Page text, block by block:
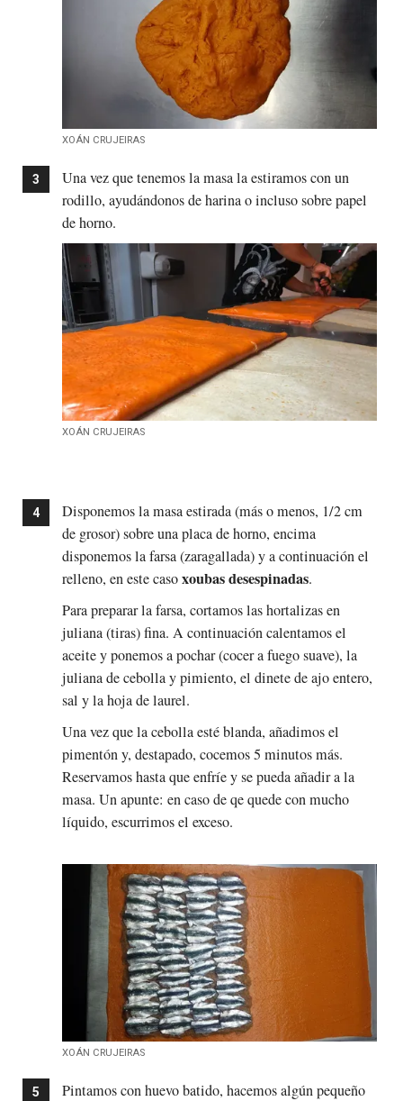
XOÁN CRUJEIRAS
Una vez que tenemos la masa la estiramos con un
rodillo, ayudándonos de harina o incluso sobre papel
de horno.
XOÁN CRUJEIRAS
Disponemos la masa estirada (más o menos, 1/2 cm
de grosor) sobre una placa de horno, encima
disponemos la farsa (zaragallada) y a continuación el
relleno, en este casoxoubas desespinadas.
Para preparar la farsa, cortamos las hortalizas en
juliana (tiras) fina. A continuación calentamos el
aceite y ponemos a pochar (cocer a fuego suave), la
juliana de cebolla y pimiento, el dinete de ajo entero,
sal y la hoja de laurel.
Una vez que la cebolla esté blanda, añadimos el
pimentón y, destapado, cocemos 5 minutos más.
Reservamos hasta que enfríe y se pueda añadir a la
masa. Un apunte: en caso de qe quede con mucho
líquido, escurrimos el exceso.
XOÁN CRUJEIRAS
Pintamos con huevo batido, hacemos algún pequeño